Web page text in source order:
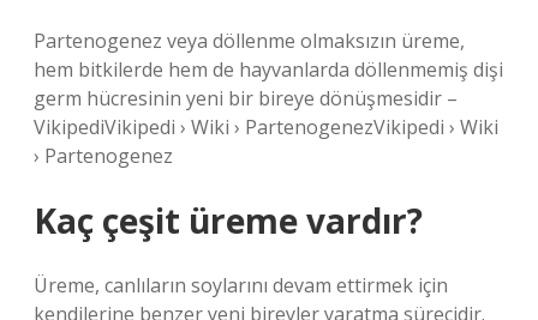
Partenogenez veya döllenme olmaksızın üreme,
hem bitkilerde hem de hayvanlarda döllenmemiş dişi
germ hücresinin yeni bir bireye dönüşmesidir –
VikipediVikipedi › Wiki › PartenogenezVikipedi › Wiki
› Partenogenez
Kaç çeşit üreme vardır?
Üreme, canlıların soylarını devam ettirmek için
kendilerine benzer yeni bireyler yaratma sürecidir.